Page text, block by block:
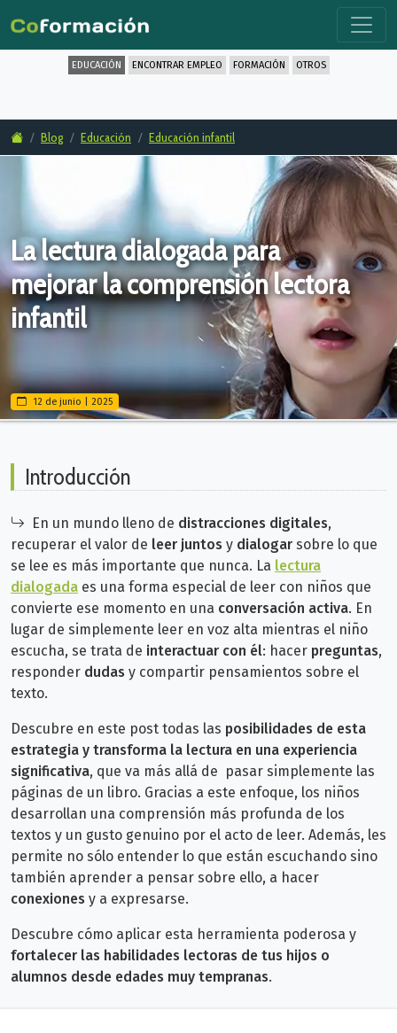
EDUCACIÓN ENCONTRAR EMPLEO FORMACIÓN OTROS
Blog Educación Educación infantil
La lectura dialogada para
mejorar la comprensión lectora
infantil
12 de junio | 2025
Introducción
En un mundo lleno de distracciones digitales,
recuperar el valor de leer juntos y dialogar sobre lo que
se lee es más importante que nunca. La lectura
dialogada es una forma especial de leer con niños que
convierte ese momento en una conversación activa. En
lugar de simplemente leer en voz alta mientras el niño
escucha, se trata de interactuar con él: hacer preguntas,
responder dudas y compartir pensamientos sobre el
texto.
Descubre en este post todas las posibilidades de esta
estrategia y transforma la lectura en una experiencia
significativa, que va más allá de pasar simplemente las
páginas de un libro. Gracias a este enfoque, los niños
desarrollan una comprensión más profunda de los
textos y un gusto genuino por el acto de leer. Además, les
permite no sólo entender lo que están escuchando sino
también aprender a pensar sobre ello, a hacer
conexiones y a expresarse.
Descubre cómo aplicar esta herramienta poderosa y
fortalecer las habilidades lectoras de tus hijos o
alumnos desde edades muy tempranas.